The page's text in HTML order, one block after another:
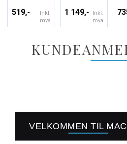
519,-
Inkl.
mva
1 149,-
Inkl.
mva
VELKOMMEN TIL